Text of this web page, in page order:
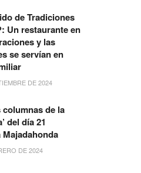
de Tradiciones
Un restaurante en
y las
se servían en
DE 2024
columnas de la
del día 21
DE 2024